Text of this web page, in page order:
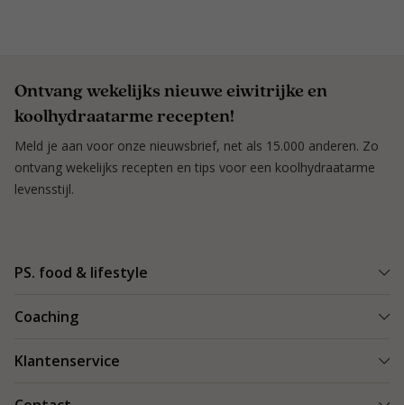
Ontvang wekelijks nieuwe eiwitrijke en
koolhydraatarme recepten!
Meld je aan voor onze nieuwsbrief, net als 15.000 anderen. Zo
ontvang wekelijks recepten en tips voor een koolhydraatarme
levensstijl.
PS. food & lifestyle
Re-boost pakket
Coaching
Klantenservice